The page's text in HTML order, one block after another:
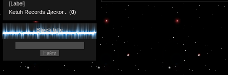
[Label]
Ketuh Records Диског...
(0)
Block title